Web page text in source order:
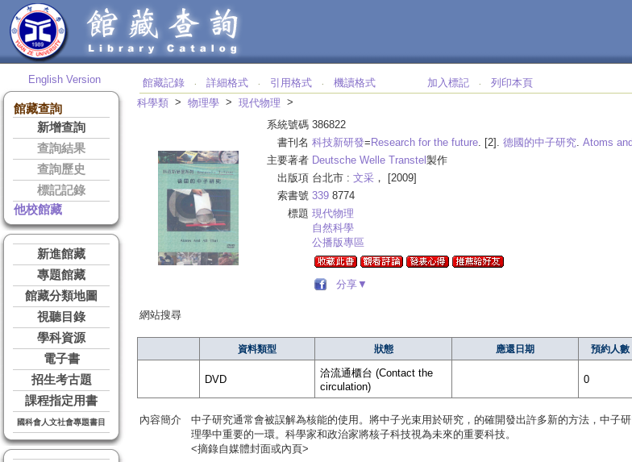
English Version
館藏查詢
新增查詢
查詢結果
查詢歷史
標記記錄
他校館藏
新進館藏
專題館藏
館藏分類地圖
視聽目錄
學科資源
電子書
招生考古題
課程指定用書
國科會人文社會專題書目
館藏記錄 ‧ 詳細格式 ‧ 引用格式 ‧ 機讀格式 加入標記 ‧
列印本頁
科學類 > 物理學 > 現代物理 >
系統號碼 386822
書刊名 科技新研發= Research for the future. [2]. 德國的中子研究. Atoms
主要著者 Deutsche Welle Transtel 製作
出版項 台北市 : 文采 ， [2009]
索書號 339 8774
標題 現代物理
自然科學
公播版專區
分享▼
網站搜尋
資料類型 狀態 應還日期 預約人數
DVD
洽流通櫃台 (Contact the
circulation)
0
內容簡介
中子研究通常會被誤解為核能的使用。將中子光束用於研究，的確開發出許多新的方法，中
理學中重要的一環。科學家和政治家將核子科技視為未來的重要科技。
<摘錄自媒體封面或內頁>